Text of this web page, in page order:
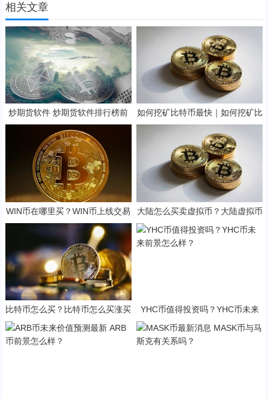
相关文章
炒期货软件 炒期货软件排行榜前
十名
如何挖矿比特币最快｜如何挖矿比
特币教程
WIN币在哪里买？WIN币上线交易
所一览
大陆怎么买卖虚拟币？大陆虚拟币
比特币怎么买？比特币怎么买涨买
YHC币值得投资吗？YHC币未来
前景怎么样？